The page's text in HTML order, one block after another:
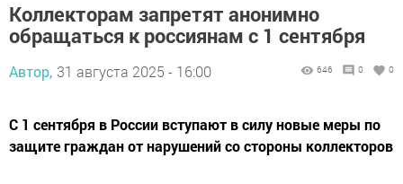
Коллекторам запретят анонимно
обращаться к россиянам с 1 сентября
Автор, 31 августа 2025 - 16:00 646 0 0
С 1 сентября в России вступают в силу новые меры по
защите граждан от нарушений со стороны коллекторов